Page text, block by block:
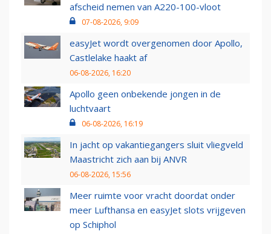
afscheid nemen van A220-100-vloot
07-08-2026, 9:09
easyJet wordt overgenomen door Apollo,
Castlelake haakt af
06-08-2026, 16:20
Apollo geen onbekende jongen in de
luchtvaart
06-08-2026, 16:19
In jacht op vakantiegangers sluit vliegveld
Maastricht zich aan bij ANVR
06-08-2026, 15:56
Meer ruimte voor vracht doordat onder
meer Lufthansa en easyJet slots vrijgeven
op Schiphol